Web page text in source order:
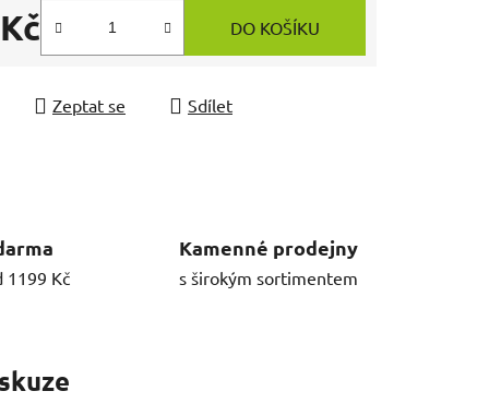
DO KOŠÍKU
Zeptat se Sdílet
1199 Kč
Kamenné prodejny
s širokým sortimentem